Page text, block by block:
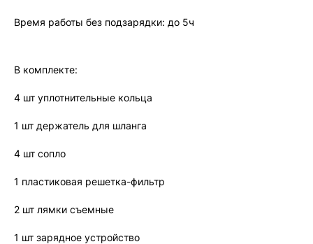
Время работы без подзарядки: до 5ч
В комплекте:
4 шт уплотнительные кольца
1 шт держатель для шланга
4 шт сопло
1 пластиковая решетка-фильтр
2 шт лямки съемные
1 шт зарядное устройство